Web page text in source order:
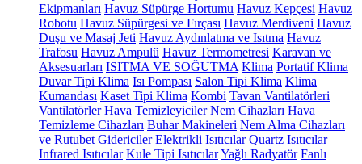
Ekipmanları Havuz Süpürge Hortumu Havuz Kepçesi Havuz
Robotu Havuz Süpürgesi ve Fırçası Havuz Merdiveni Havuz
Duşu ve Masaj Jeti Havuz Aydınlatma ve Isıtma Havuz
Trafosu Havuz Ampulü Havuz Termometresi Karavan ve
Aksesuarları ISITMA VE SOĞUTMA Klima Portatif Klima
Duvar Tipi Klima Isı Pompası Salon Tipi Klima Klima
Kumandası Kaset Tipi Klima Kombi Tavan Vantilatörleri
Vantilatörler Hava Temizleyiciler Nem Cihazları Hava
Temizleme Cihazları Buhar Makineleri Nem Alma Cihazları
ve Rutubet Gidericiler Elektrikli Isıtıcılar Quartz Isıtıcılar
Infrared Isıtıcılar Kule Tipi IsıtıcılarYağlı Radyatör Fanlı